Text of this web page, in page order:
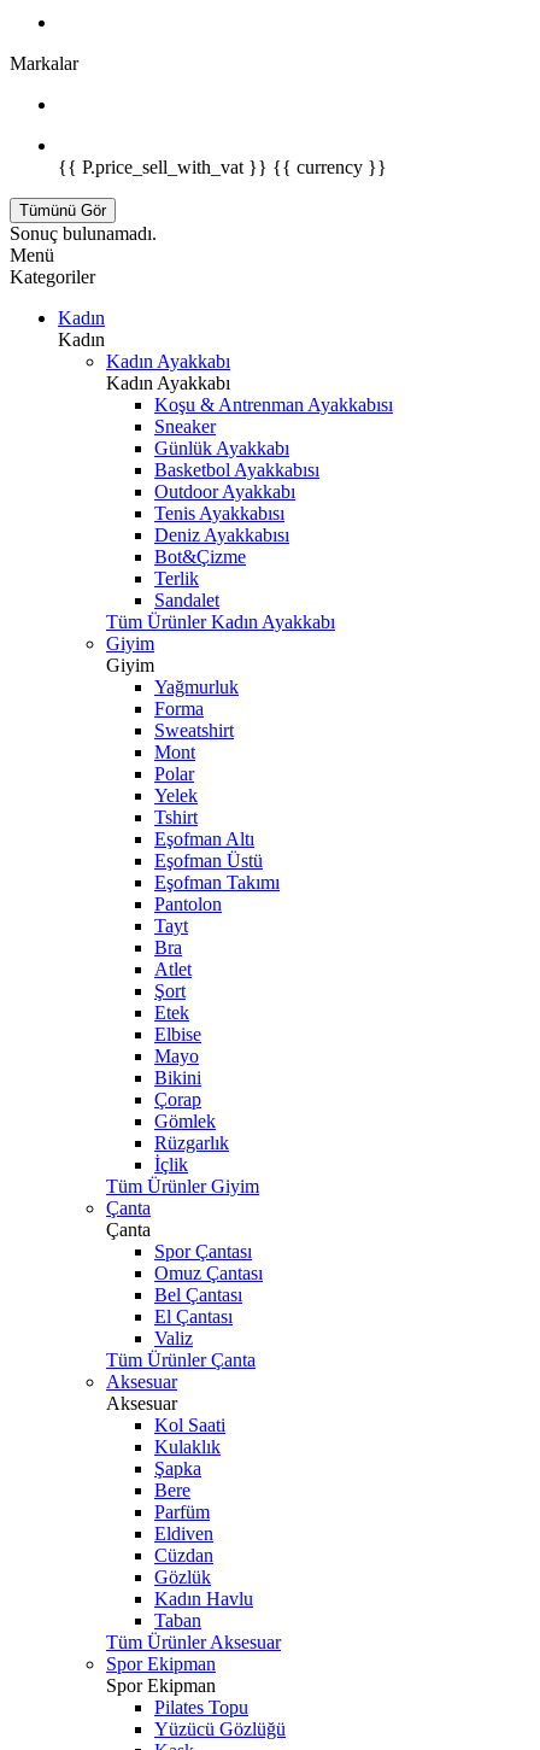
Markalar
{{ P.price_sell_with_vat }} {{ currency }}
Tümünü Gör
Sonuç bulunamadı.
Menü
Kategoriler
Kadın
Kadın
Kadın Ayakkabı
Kadın Ayakkabı
Koşu & Antrenman Ayakkabısı
Sneaker
Günlük Ayakkabı
Basketbol Ayakkabısı
Outdoor Ayakkabı
Tenis Ayakkabısı
Deniz Ayakkabısı
Bot&Çizme
Terlik
Sandalet
Tüm Ürünler Kadın Ayakkabı
Giyim
Giyim
Yağmurluk
Forma
Sweatshirt
Mont
Polar
Yelek
Tshirt
Eşofman Altı
Eşofman Üstü
Eşofman Takımı
Pantolon
Tayt
Bra
Atlet
Şort
Etek
Elbise
Mayo
Bikini
Çorap
Gömlek
Rüzgarlık
İçlik
Tüm Ürünler Giyim
Çanta
Çanta
Spor Çantası
Omuz Çantası
Bel Çantası
El Çantası
Valiz
Tüm Ürünler Çanta
Aksesuar
Aksesuar
Kol Saati
Kulaklık
Şapka
Bere
Parfüm
Eldiven
Cüzdan
Gözlük
Kadın Havlu
Taban
Tüm Ürünler Aksesuar
Spor Ekipman
Spor Ekipman
Pilates Topu
Yüzücü Gözlüğü